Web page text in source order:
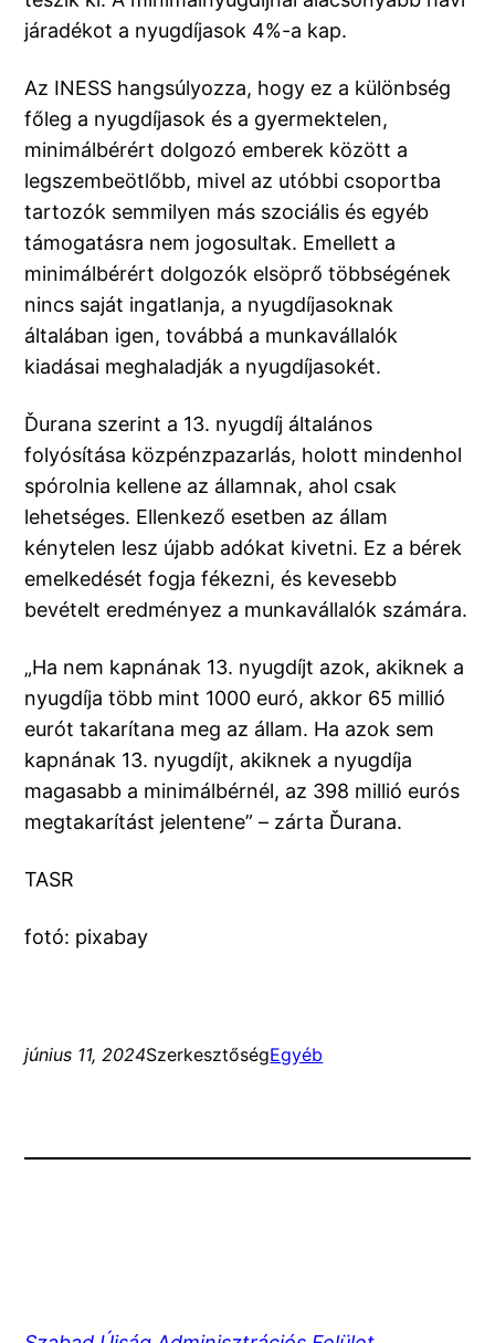
járadékot a nyugdíjasok 4%-a kap.
Az INESS hangsúlyozza, hogy ez a különbség
főleg a nyugdíjasok és a gyermektelen,
minimálbérért dolgozó emberek között a
legszembeötlőbb, mivel az utóbbi csoportba
tartozók semmilyen más szociális és egyéb
támogatásra nem jogosultak. Emellett a
minimálbérért dolgozók elsöprő többségének
nincs saját ingatlanja, a nyugdíjasoknak
általában igen, továbbá a munkavállalók
kiadásai meghaladják a nyugdíjasokét.
Ďurana szerint a 13. nyugdíj általános
folyósítása közpénzpazarlás, holott mindenhol
spórolnia kellene az államnak, ahol csak
lehetséges. Ellenkező esetben az állam
kénytelen lesz újabb adókat kivetni. Ez a bérek
emelkedését fogja fékezni, és kevesebb
bevételt eredményez a munkavállalók számára.
„Ha nem kapnának 13. nyugdíjt azok, akiknek a
nyugdíja több mint 1000 euró, akkor 65 millió
eurót takarítana meg az állam. Ha azok sem
kapnának 13. nyugdíjt, akiknek a nyugdíja
magasabb a minimálbérnél, az 398 millió eurós
megtakarítást jelentene” – zárta Ďurana.
TASR
fotó: pixabay
június 11, 2024SzerkesztőségEgyéb